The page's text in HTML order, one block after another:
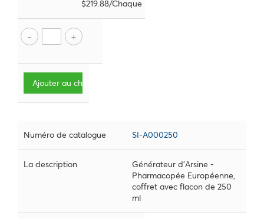
$219.88/Chaque
Ajouter au chariot
Numéro de catalogue SI-A000250
La description
Générateur d'Arsine -
Pharmacopée Européenne,
coffret avec flacon de 250
ml